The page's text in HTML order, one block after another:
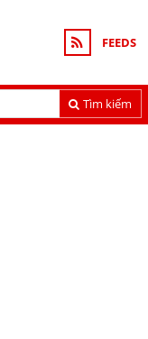
FEEDS
Tìm kiếm